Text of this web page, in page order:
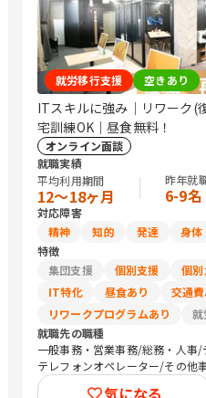
就労移行支援 空きあり
ITスキルに強み｜リワーク(
宅訓練OK｜昼食無料！
オンライン面談
就職実績
平均利用期間
12〜18ヶ月
昨年就
6-9名
対応障害
精神
知的 発達 身体
特徴
集団支援
個別支援 個別
IT特化
昼食あり 交通費
リワークプログラムあり
就職先の職種
一般事務・営業事務/総務・人事
テレフォンオペレーター/その他
業/生産・製造オペレーション/
気になる